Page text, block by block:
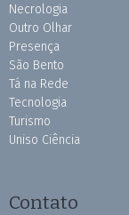
Necrologia
Outro Olhar
Presença
São Bento
Tá na Rede
Tecnologia
Turismo
Uniso Ciência
Contato